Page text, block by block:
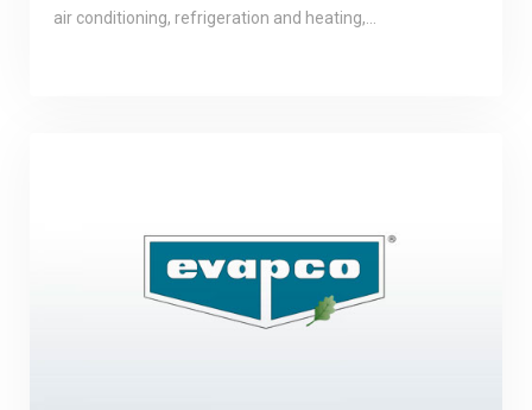
air conditioning, refrigeration and heating,…